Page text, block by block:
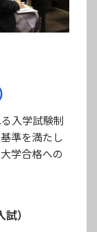
入学試験制
準を満たし
学合格への
）